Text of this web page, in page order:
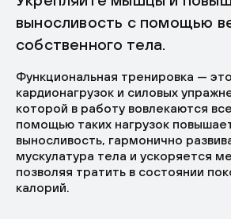
выносливость с помощью
собственного тела.
Функциональная тренировка —
кардионагрузок и силовых
которой в работу вовлекаются
помощью таких нагрузок
выносливость, гармонично
мускулатура тела и ускоряется
позволяя тратить в состоянии
калорий.